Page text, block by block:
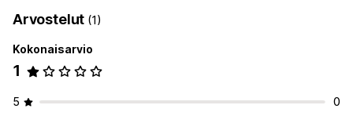
Elementit Globaalit tyylit
Arvostelut (1)
Kokonaisarvio
1
5
0